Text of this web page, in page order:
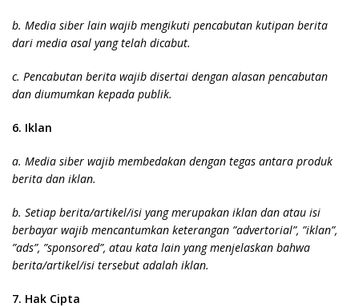
b. Media siber lain wajib mengikuti pencabutan kutipan berita
dari media asal yang telah dicabut.
c. Pencabutan berita wajib disertai dengan alasan pencabutan
dan diumumkan kepada publik.
6. Iklan
a. Media siber wajib membedakan dengan tegas antara produk
berita dan iklan.
b. Setiap berita/artikel/isi yang merupakan iklan dan atau isi
berbayar wajib mencantumkan keterangan ”advertorial”, ”iklan”,
”ads”, ”sponsored”, atau kata lain yang menjelaskan bahwa
berita/artikel/isi tersebut adalah iklan.
7. Hak Cipta